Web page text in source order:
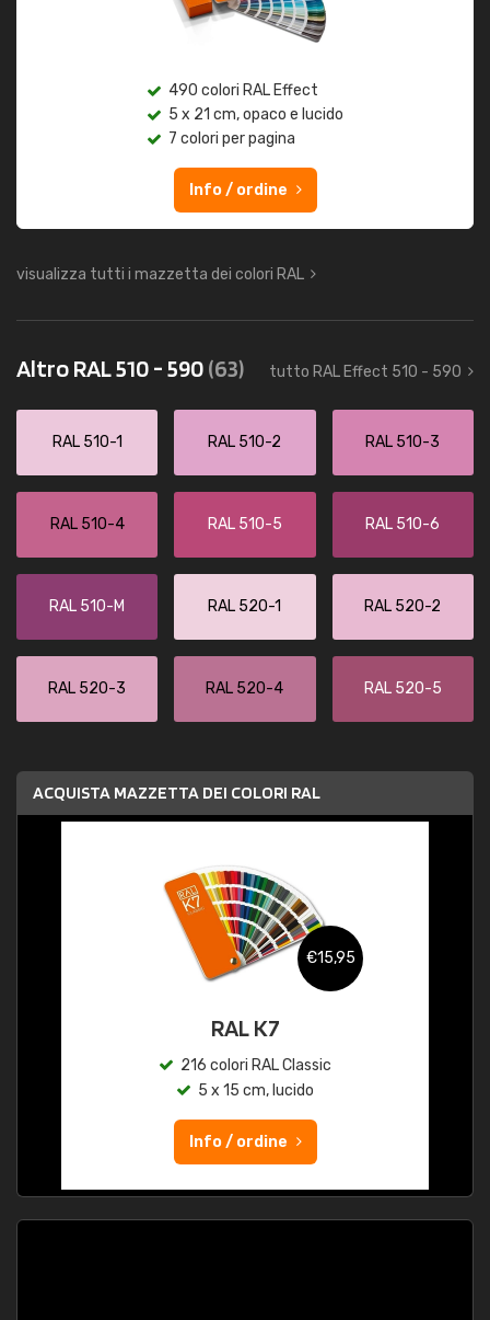
490 colori RAL Effect
5 x 21 cm, opaco e lucido
7 colori per pagina
Info / ordine
visualizza tutti i mazzetta dei colori RAL
Altro RAL 510 - 590(63) tutto RAL Effect 510 - 590
RAL 510-1 RAL 510-2 RAL 510-3
RAL 510-4 RAL 510-5 RAL 510-6
RAL 510-M RAL 520-1 RAL 520-2
RAL 520-3 RAL 520-4 RAL 520-5
ACQUISTA MAZZETTA DEI COLORI RAL
€15,95
RAL K7
216 colori RAL Classic
5 x 15 cm, lucido
Info / ordine